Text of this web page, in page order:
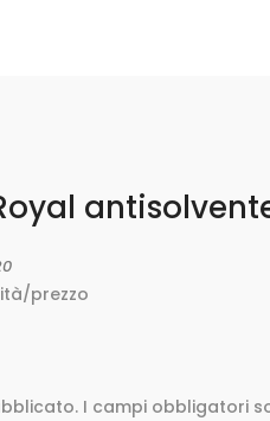
prezzo
I campi obbligatori